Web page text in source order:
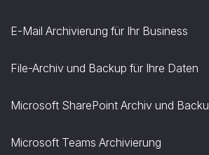
E-Mail Archivierung für Ihr Business
File-Archiv und Backup für Ihre Daten
Microsoft SharePoint Archiv und
Microsoft Teams Archivierung